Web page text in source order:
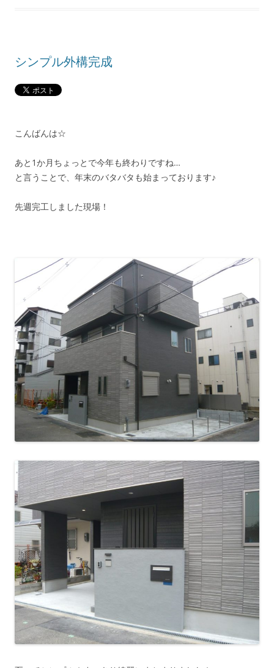
シンプル外構完成
こんばんは☆
あと1か月ちょっとで今年も終わりですね…
と言うことで、年末のバタバタも始まっております♪
先週完工しました現場！